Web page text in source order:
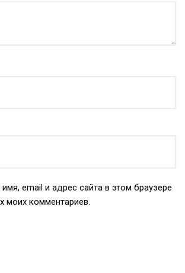
email и адрес сайта в этом браузере
комментариев.